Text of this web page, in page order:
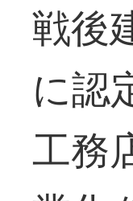
戦後
に認
工務